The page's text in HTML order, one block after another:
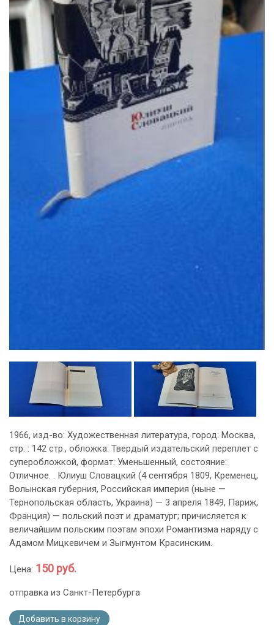
1966, изд-во: Художественная литература, город: Москва,
стр. : 142 стр., обложка: Твердый издательский переплет с
суперобложкой, формат: Уменьшенный, состояние:
Отличное. . Юлиуш Словацкий (4 сентября 1809, Кременец,
Волынская губерния, Российская империя (ныне —
Тернопольская область, Украина) — 3 апреля 1849, Париж,
Франция) — польский поэт и драматург; причисляется к
величайшим польским поэтам эпохи Романтизма наряду с
Адамом Мицкевичем и Зыгмунтом Красинским.
Цена: 150 руб.
отправка из Санкт-Петербурга
Добавить в корзину